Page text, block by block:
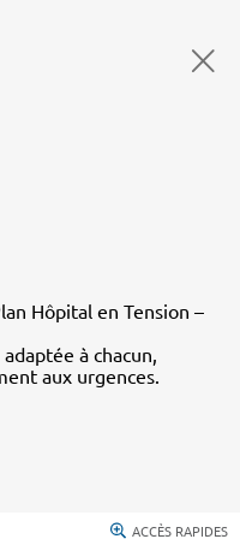
Hôpital en Tension –
à chacun,
aux urgences.
ACCÈS RAPIDES